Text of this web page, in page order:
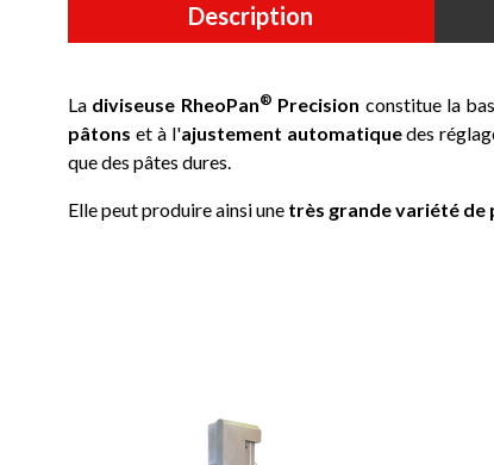
Description
La diviseuse RheoPan® Precision constitue la
pâtons et à l'ajustement automatiquedes
que des pâtes dures.
Elle peut produire ainsi une très grande variété de